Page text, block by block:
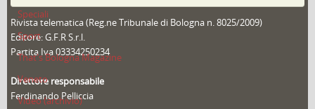
Speciali
Sport
That's Bologna Magazine
Veneto
Video (archivio)
Rivista telematica (Reg.ne Tribunale di Bologna n. 8025/2009)
Editore: G.F.R S.r.l.
Partita Iva 03334250234
Direttore responsabile
Ferdinando Pelliccia